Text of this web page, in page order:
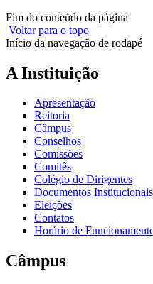
Fim do conteúdo da página
Voltar para o topo
Início da navegação de rodapé
A Instituição
Apresentação
Reitoria
Câmpus
Conselhos
Comissões
Comitês
Colégio de Dirigentes
Documentos Institucionais
Eleições
Contatos
Horário de
Câmpus